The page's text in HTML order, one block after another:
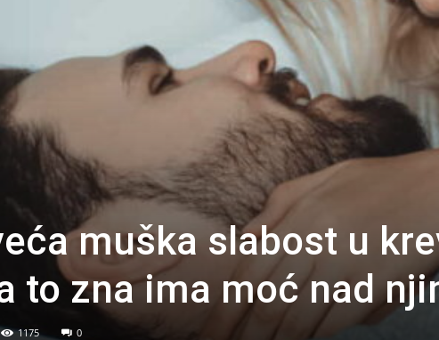
muška slabost u
to zna ima moć nad
1175 0